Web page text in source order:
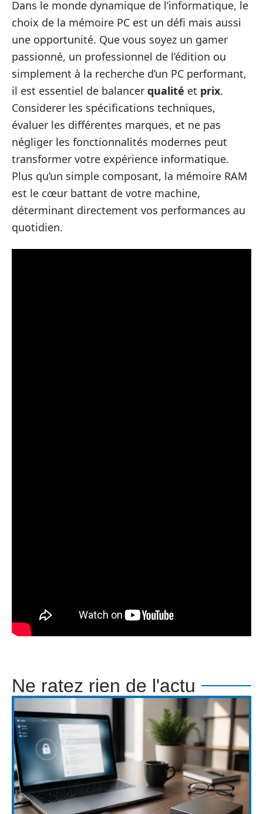
Dans le monde dynamique de l’informatique, le
choix de la mémoire PC est un défi mais aussi
une opportunité. Que vous soyez un gamer
passionné, un professionnel de l’édition ou
simplement à la recherche d’un PC performant,
il est essentiel de balancer qualité et prix.
Considerer les spécifications techniques,
évaluer les différentes marques, et ne pas
négliger les fonctionnalités modernes peut
transformer votre expérience informatique.
Plus qu’un simple composant, la mémoire RAM
est le cœur battant de votre machine,
déterminant directement vos performances au
quotidien.
Ne ratez rien de l'actu